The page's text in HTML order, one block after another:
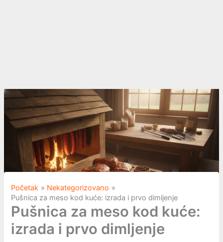
Početak
Nekategorizovano
Pušnica za meso kod kuće: izrada i prvo dimljenje
Pušnica za meso kod kuće:
izrada i prvo dimljenje